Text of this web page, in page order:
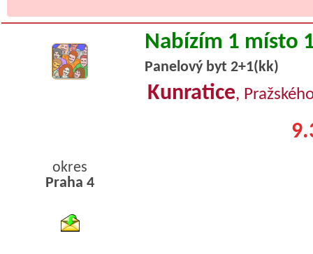
Nabízím 1 místo
Panelový byt 2+1(kk)
Kunratice,
okres
Praha 4